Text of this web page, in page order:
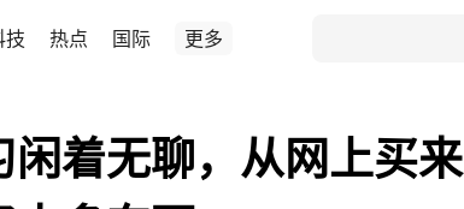
技 热点 国际 更多
着无聊，从网上买来